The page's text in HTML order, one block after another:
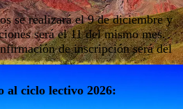
se realizará el 9 de diciembre y
será el 11 del mismo mes.
de inscripción será del
al ciclo lectivo 2026: